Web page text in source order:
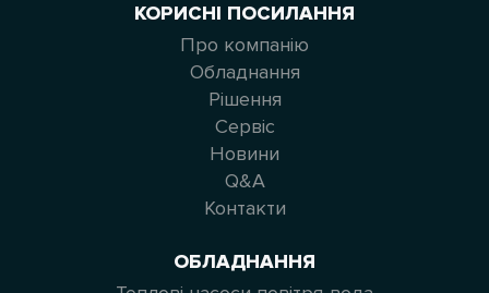
КОРИСНІ ПОСИЛАННЯ
Про компанію
Обладнання
Рішення
Сервіс
Новини
Q&A
Контакти
ОБЛАДНАННЯ